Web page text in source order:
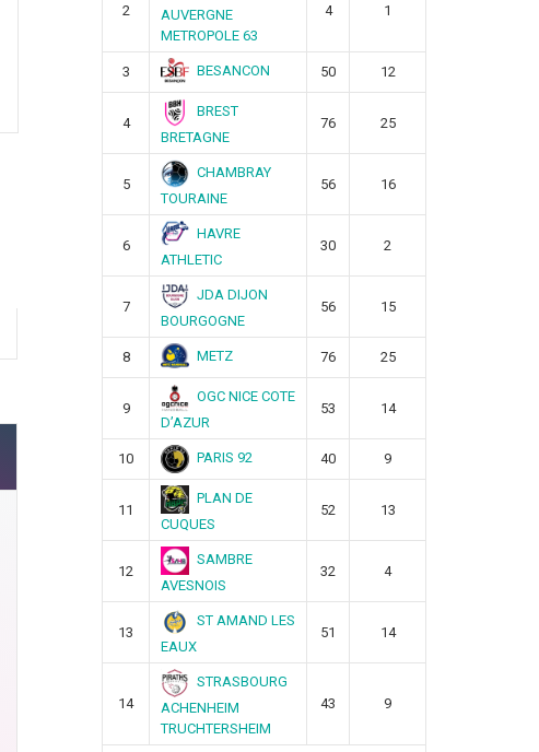
2
AUVERGNE
METROPOLE 63
4 1
3 BESANCON 50 12
4
BREST
BRETAGNE
76 25
5
CHAMBRAY
TOURAINE
56 16
6
HAVRE
ATHLETIC
30 2
7
JDA DIJON
BOURGOGNE
56 15
8 METZ 76 25
9
OGC NICE COTE
D’AZUR
53 14
10 PARIS 92 40 9
11
PLAN DE
CUQUES
52 13
12
SAMBRE
AVESNOIS
32 4
13
ST AMAND LES
EAUX
51 14
14
STRASBOURG
ACHENHEIM
TRUCHTERSHEIM
43 9